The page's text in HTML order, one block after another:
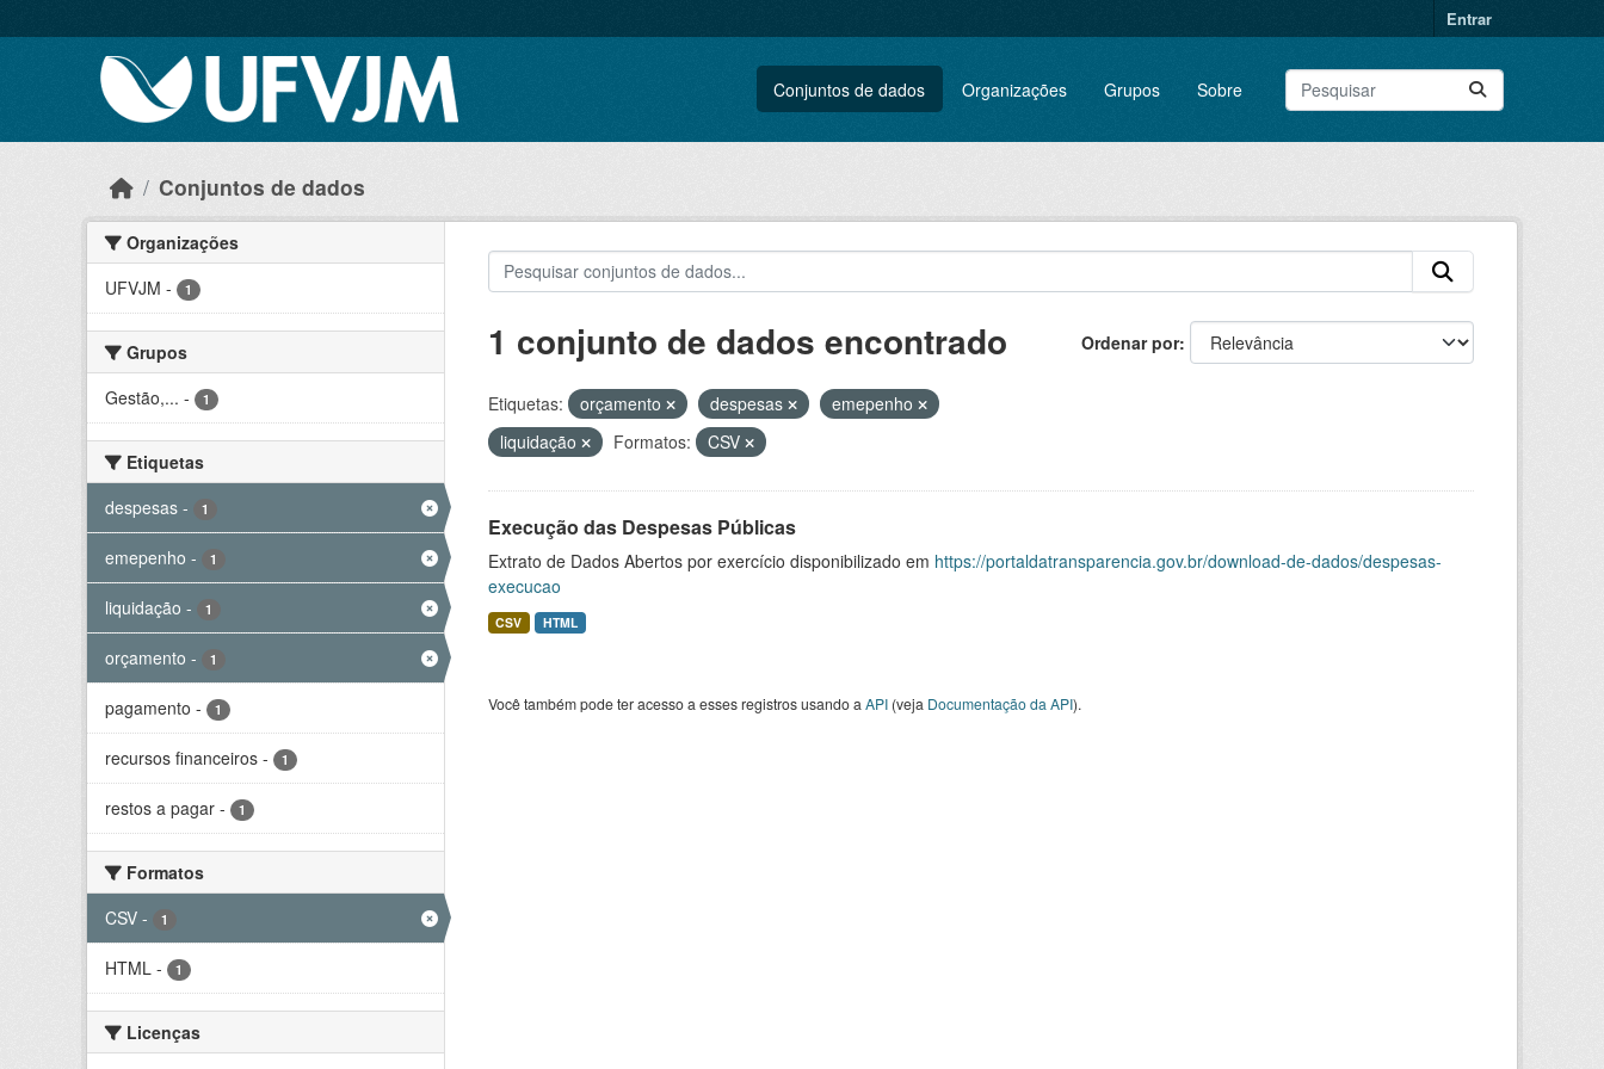
Entrar
Conjuntos de dados Organizações Grupos Sobre
Conjuntos de dados
Organizações
UFVJM - 1
Grupos
Gestão,... - 1
Etiquetas
despesas - 1
emepenho - 1
liquidação - 1
orçamento - 1
pagamento - 1
recursos financeiros - 1
restos a pagar - 1
Formatos
CSV - 1
HTML - 1
Licenças
Ordenar por
1 conjunto de dados encontrado
Etiquetas: orçamento despesas
emepenho
liquidação
Formatos: CSV
Execução das Despesas Públicas
Extrato de Dados Abertos por exercício disponibilizado em https://portaldatransparencia.gov.br/download-de-dados/despesas-
execucao
CSV HTML
Você também pode ter acesso a esses registros usando a API(veja Documentação da API).